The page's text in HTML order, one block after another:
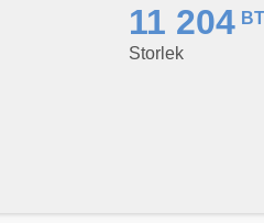
Storlek
11 204 BT